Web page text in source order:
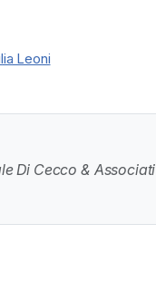
Leoni
Di Cecco & Associati